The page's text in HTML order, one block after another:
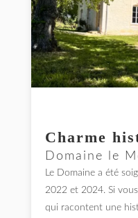
Charme
Domaine le
Le Domaine a été
2022 et 2024. Si
qui racontent une